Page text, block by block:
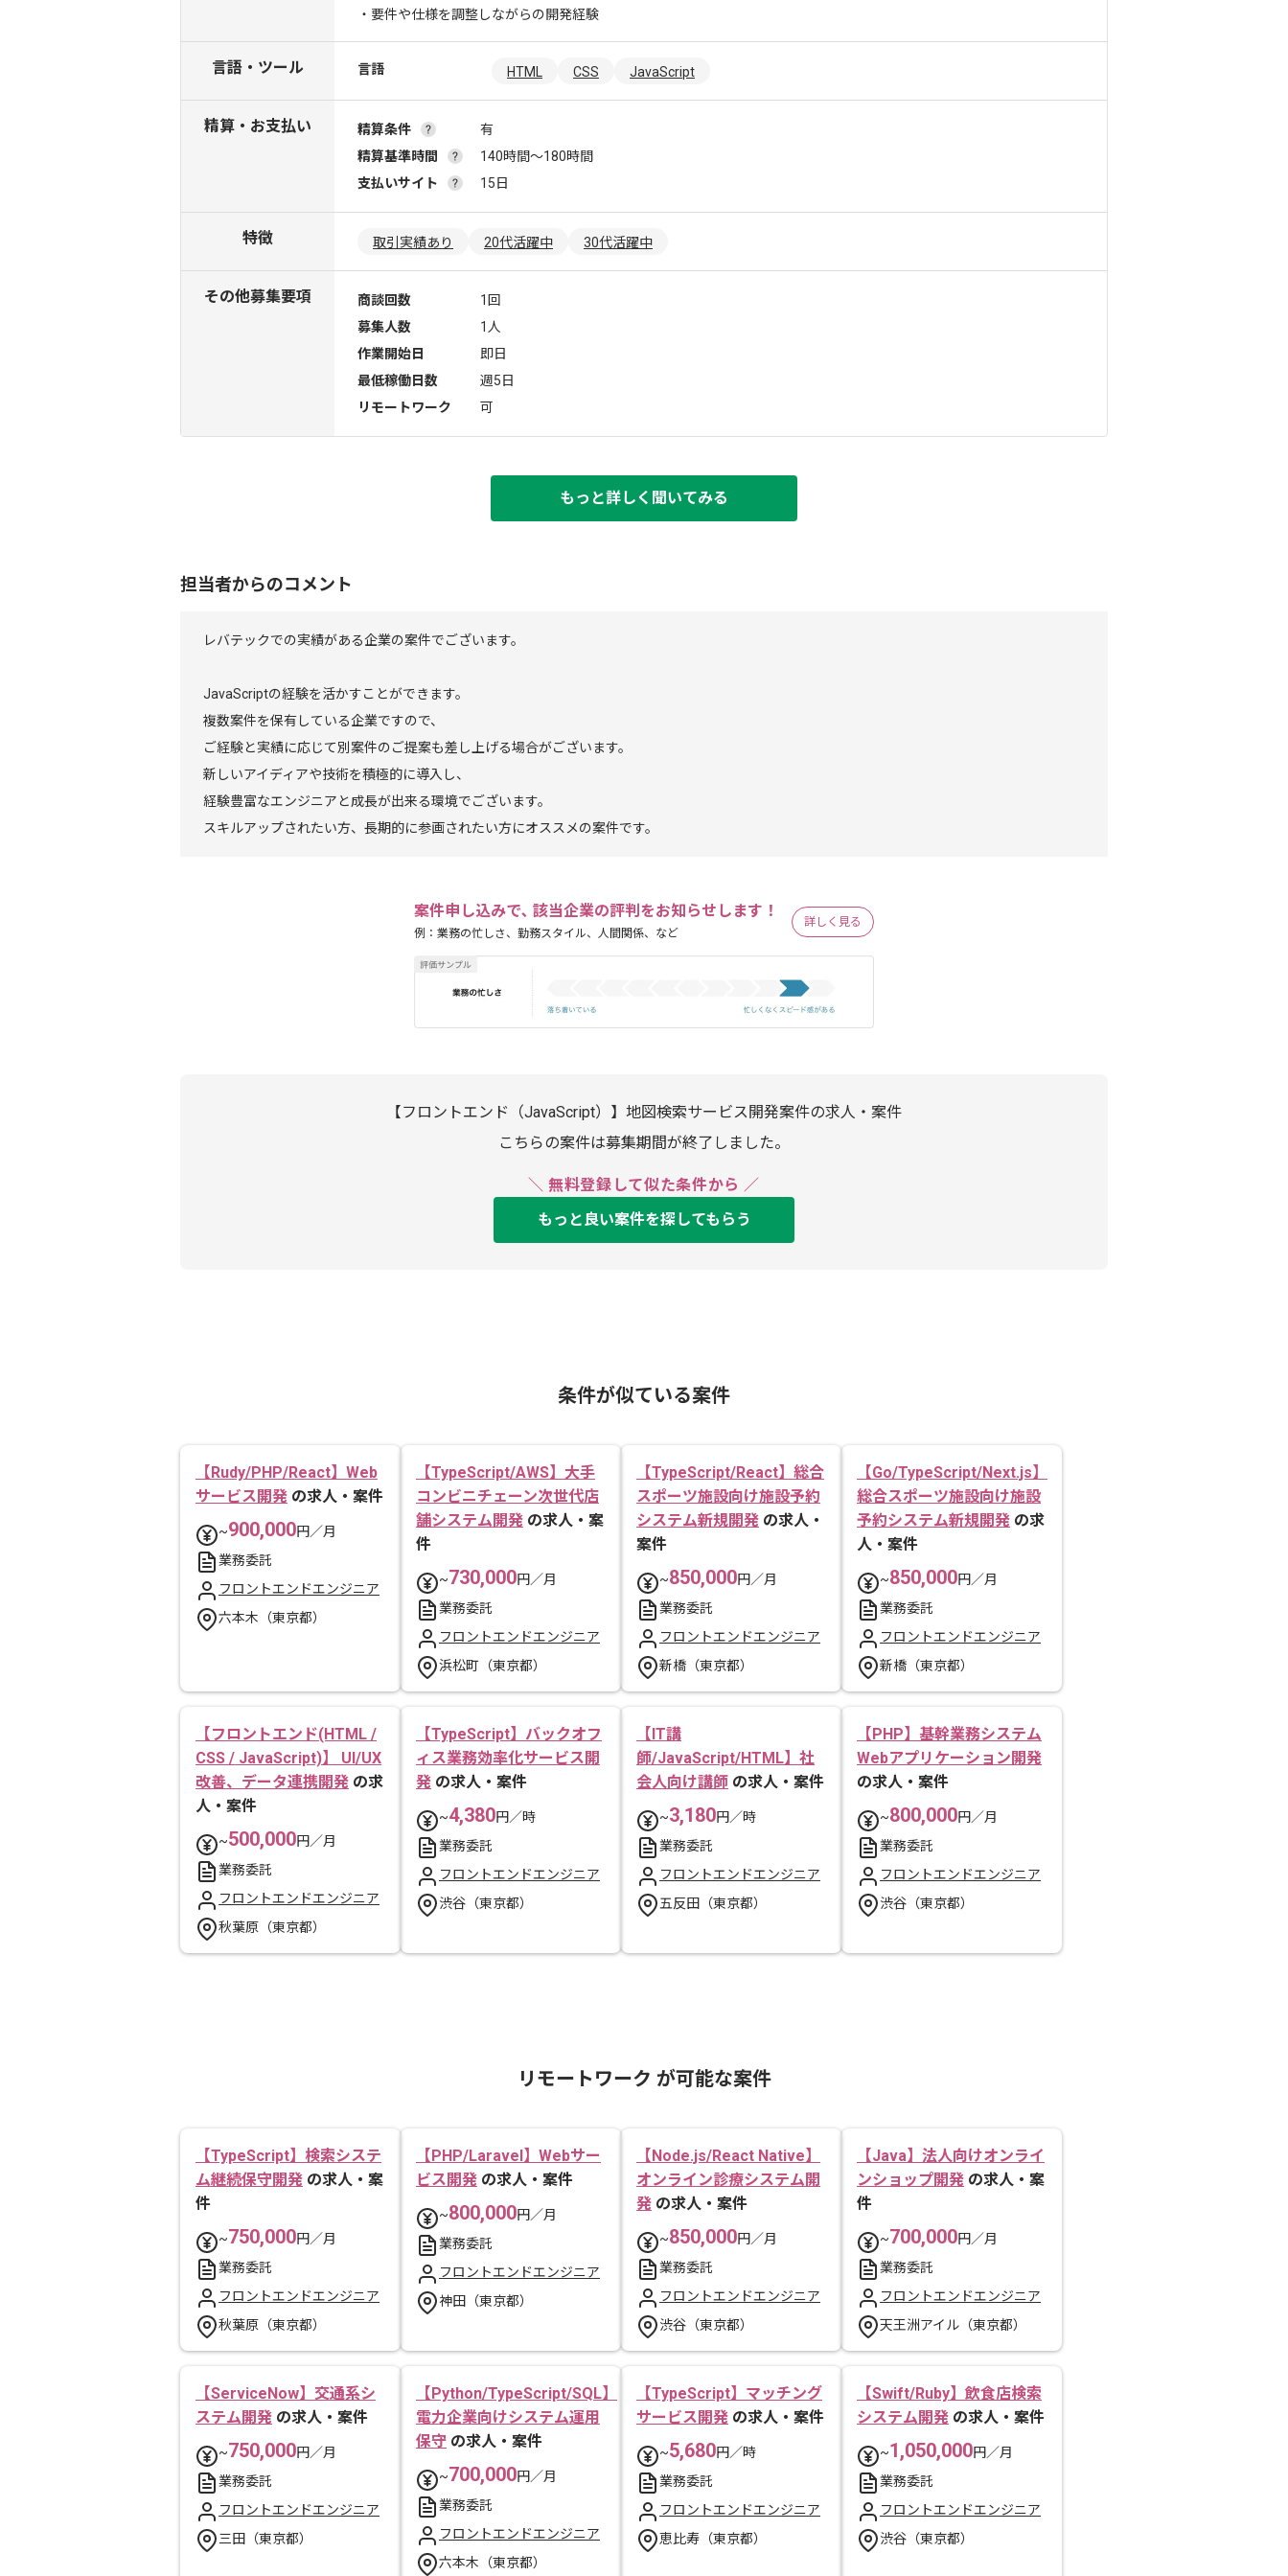
・要件や仕様を調整しながらの開発経験
言語・ツール 言語 HTML CSS JavaScript
精算・お支払い 精算条件
有
精算基準時間
140時間〜180時間
支払いサイト
15日
特徴 取引実績あり 20代活躍中 30代活躍中
その他募集要項 商談回数
1回
募集人数
1人
作業開始日
即日
最低稼働日数
週5日
リモートワーク
可
もっと詳しく聞いてみる
担当者からのコメント
レバテックでの実績がある企業の案件でございます。
JavaScriptの経験を活かすことができます。
複数案件を保有している企業ですので、
ご経験と実績に応じて別案件のご提案も差し上げる場合がございます。
新しいアイディアや技術を積極的に導入し、
経験豊富なエンジニアと成長が出来る環境でございます。
スキルアップされたい方、長期的に参画されたい方にオススメの案件です。
案件申し込みで､ 該当企業の評判をお知らせします！
例：業務の忙しさ、勤務スタイル、人間関係、など
詳しく見る
【フロントエンド（JavaScript）】地図検索サービス開発案件の求人・案件
こちらの案件は募集期間が終了しました。
＼ 無料登録して似た条件から ／
もっと良い案件を探してもらう
条件が似ている案件
【Rudy/PHP/React】Web
サービス開発 の求人・案件
~900,000円／月
業務委託
フロントエンドエンジニア
六本木（東京都）
【TypeScript/AWS】大手
コンビニチェーン次世代店
舗システム開発 の求人・案
件
~730,000円／月
業務委託
フロントエンドエンジニア
浜松町（東京都）
【TypeScript/React】総合
スポーツ施設向け施設予約
システム新規開発 の求人・
案件
~850,000円／月
業務委託
フロントエンドエンジニア
新橋（東京都）
【Go/TypeScript/Next.js】
総合スポーツ施設向け施設
予約システム新規開発 の求
人・案件
~850,000円／月
業務委託
フロントエンドエンジニア
新橋（東京都）
【フロントエンド(HTML /
CSS / JavaScript)】 UI/UX
改善、データ連携開発 の求
人・案件
~500,000円／月
業務委託
フロントエンドエンジニア
秋葉原（東京都）
【TypeScript】バックオフ
ィス業務効率化サービス開
発 の求人・案件
~4,380円／時
業務委託
フロントエンドエンジニア
渋谷（東京都）
【IT講
師/JavaScript/HTML】社
会人向け講師 の求人・案件
~3,180円／時
業務委託
フロントエンドエンジニア
五反田（東京都）
【PHP】基幹業務システム
Webアプリケーション開発
の求人・案件
~800,000円／月
業務委託
フロントエンドエンジニア
渋谷（東京都）
リモートワーク が可能な案件
【TypeScript】検索システ
ム継続保守開発 の求人・案
件
~750,000円／月
業務委託
フロントエンドエンジニア
秋葉原（東京都）
【PHP/Laravel】Webサー
ビス開発 の求人・案件
~800,000円／月
業務委託
フロントエンドエンジニア
神田（東京都）
【Node.js/React Native】
オンライン診療システム開
発 の求人・案件
~850,000円／月
業務委託
フロントエンドエンジニア
渋谷（東京都）
【Java】法人向けオンライ
ンショップ開発 の求人・案
件
~700,000円／月
業務委託
フロントエンドエンジニア
天王洲アイル（東京都）
【ServiceNow】交通系シ
ステム開発 の求人・案件
~750,000円／月
業務委託
フロントエンドエンジニア
三田（東京都）
【Python/TypeScript/SQL】
電力企業向けシステム運用
保守 の求人・案件
~700,000円／月
業務委託
フロントエンドエンジニア
六本木（東京都）
【TypeScript】マッチング
サービス開発 の求人・案件
~5,680円／時
業務委託
フロントエンドエンジニア
恵比寿（東京都）
【Swift/Ruby】飲食店検索
システム開発 の求人・案件
~1,050,000円／月
業務委託
フロントエンドエンジニア
渋谷（東京都）